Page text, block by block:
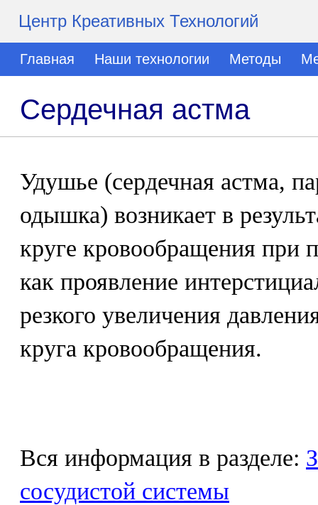
Центр Креативных Технологий
Главная Наши технологии Методы
Сердечная астма
Удушье (сердечная астма,
одышка) возникает в
круге кровообращения при
как проявление
резкого увеличения
круга кровообращения.
Вся информация в разделе:
сосудистой системы